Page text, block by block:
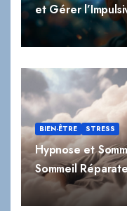
et Gérer
BIEN-ÊTRE STRESS
Hypnose et
Sommeil